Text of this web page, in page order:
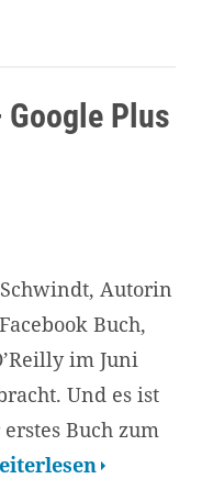
Google Plus
Autorin
Buch,
im Juni
Und es ist
Buch zum